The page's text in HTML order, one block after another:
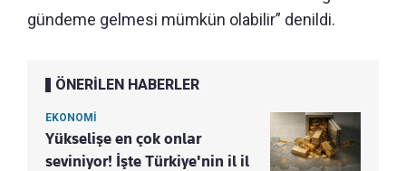
gündeme gelmesi mümkün olabilir” denildi.
ÖNERİLEN HABERLER
EKONOMİ
Yükselişe en çok onlar
seviniyor! İşte Türkiye'nin il il